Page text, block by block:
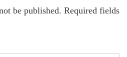
be published. Required fields